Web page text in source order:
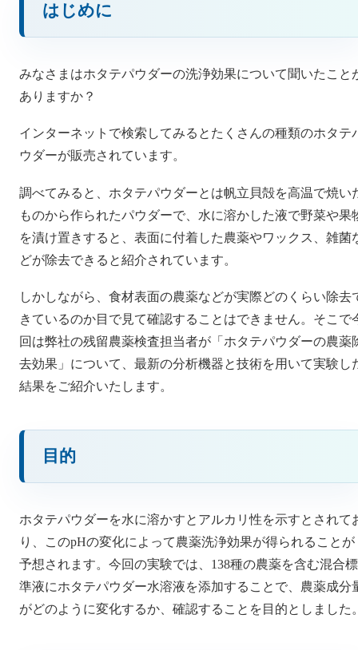
はじめに
みなさまはホタテパウダーの洗浄効果について聞いたこと
ありますか？
インターネットで検索してみるとたくさんの種類のホタテ
ウダーが販売されています。
調べてみると、ホタテパウダーとは帆立貝殻を高温で焼い
ものから作られたパウダーで、水に溶かした液で野菜や果
を漬け置きすると、表面に付着した農薬やワックス、雑菌
どが除去できると紹介されています。
しかしながら、食材表面の農薬などが実際どのくらい除去
きているのか目で見て確認することはできません。そこで
回は弊社の残留農薬検査担当者が「ホタテパウダーの農薬
去効果」について、最新の分析機器と技術を用いて実験し
結果をご紹介いたします。
目的
ホタテパウダーを水に溶かすとアルカリ性を示すとされて
り、このpHの変化によって農薬洗浄効果が得られることが
予想されます。今回の実験では、138種の農薬を含む混合標
準液にホタテパウダー水溶液を添加することで、農薬成分
がどのように変化するか、確認することを目的としました